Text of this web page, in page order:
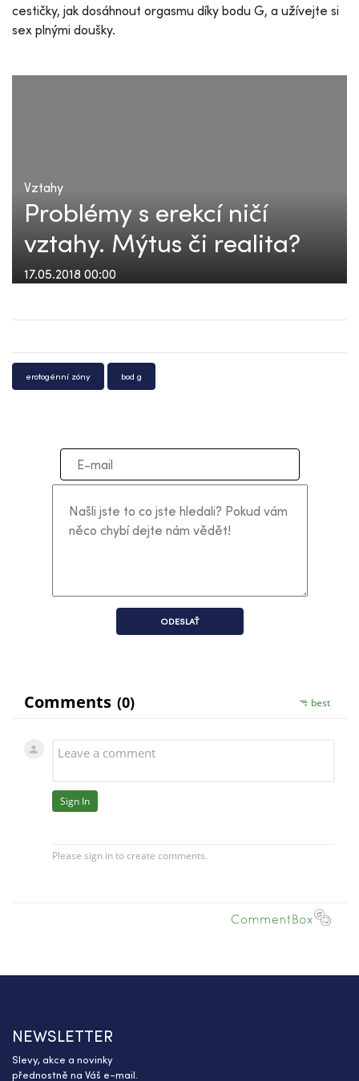
cestičky, jak dosáhnout orgasmu díky bodu G, a užívejte si
sex plnými doušky.
Vztahy
Problémy s erekcí ničí
vztahy. Mýtus či realita?
17.05.2018 00:00
erotogénní zóny bod g
ODESLAŤ
NEWSLETTER
Slevy, akce a novinky
přednostně na Váš e-mail.